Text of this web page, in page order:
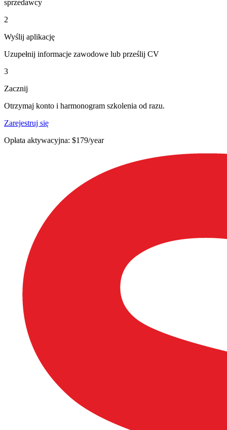
sprzedawcy
2
Wyślij aplikację
Uzupełnij informacje zawodowe lub prześlij CV
3
Zacznij
Otrzymaj konto i harmonogram szkolenia od razu.
Zarejestruj się
Opłata aktywacyjna: $179/year